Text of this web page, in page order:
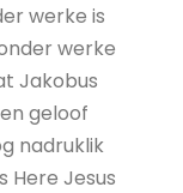
werke is
werke
Jakobus
geloof
nadruklik
Here Jesus